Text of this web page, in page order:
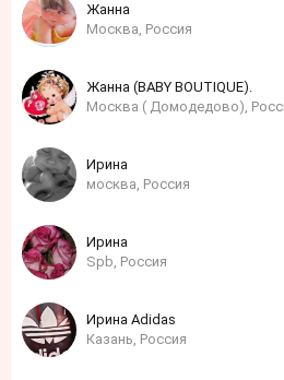
Жанна
Москва, Россия
Жанна (BABY BOUTIQUE).
Москва ( Домодедово),
Ирина
москва, Россия
Ирина
Spb, Россия
Ирина Adidas
Казань, Россия